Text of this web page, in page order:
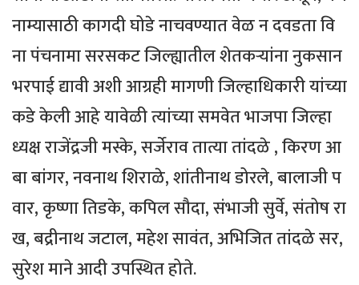
नाम्यासाठी कागदी घोडे नाचवण्यात वेळ न दवडता वि
ना पंचनामा सरसकट जिल्ह्यातील शेतकऱ्यांना नुकसान
भरपाई द्यावी अशी आग्रही मागणी जिल्हाधिकारी यांच्या
कडे केली आहे यावेळी त्यांच्या समवेत भाजपा जिल्हा
ध्यक्ष राजेंद्रजी मस्के, सर्जेराव तात्या तांदळे , किरण आ
बा बांगर, नवनाथ शिराळे, शांतीनाथ डोरले, बालाजी प
वार, कृष्णा तिडके, कपिल सौदा, संभाजी सुर्वे, संतोष रा
ख, बद्रीनाथ जटाल, महेश सावंत, अभिजित तांदळे सर,
सुरेश माने आदी उपस्थित होते.